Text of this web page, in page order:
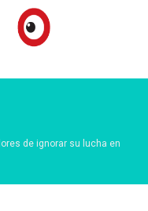
de ignorar su lucha en